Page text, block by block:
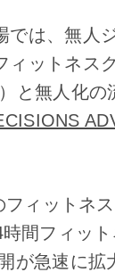
では、無人
ィットネス
と無人化
ィットネ
間フィッ
が急速に